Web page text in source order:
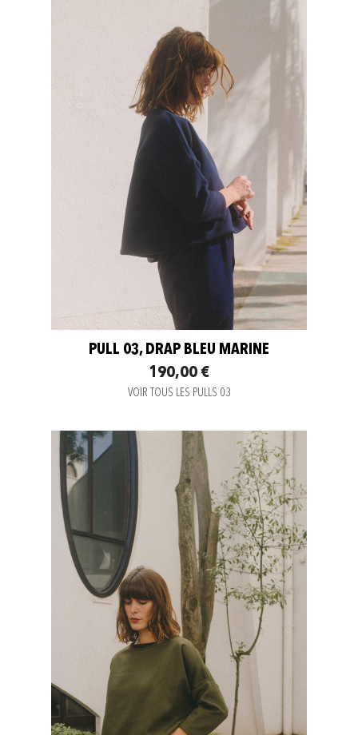
PULL 03, DRAP BLEU MARINE
190,00 €
VOIR TOUS LES PULLS 03